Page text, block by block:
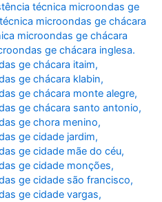
técnica microondas ge
microondas ge chácara
microondas ge chácara
ge chácara inglesa.
ge chácara itaim,
ge chácara klabin,
ge chácara monte alegre,
ge chácara santo antonio,
ge chora menino,
ge cidade jardim,
ge cidade mãe do céu,
ge cidade monções,
ge cidade são francisco,
ge cidade vargas,